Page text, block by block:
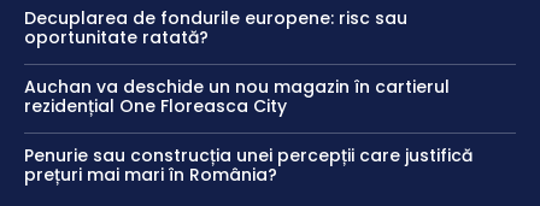
Decuplarea de fondurile europene: risc sau
oportunitate ratată?
Auchan va deschide un nou magazin în cartierul
rezidențial One Floreasca City
Penurie sau construcția unei percepții care justifică
prețuri mai mari în România?